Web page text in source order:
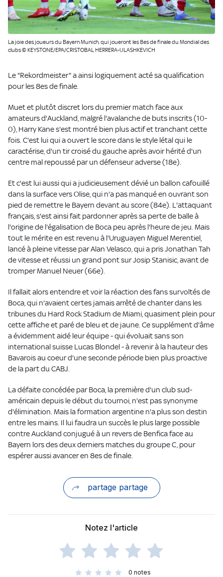
La joie des joueurs du Bayern Munich, qui joueront les 8es de finale du Mondial des
clubs © KEYSTONE/EPA/CRISTOBAL HERRERA-ULASHKEVICH
Le "Rekordmeister" a ainsi logiquement acté sa qualification
pour les 8es de finale.
Muet et plutôt discret lors du premier match face aux
amateurs d'Auckland, malgré l'avalanche de buts inscrits (10-
0), Harry Kane s'est montré bien plus actif et tranchant cette
fois. C'est lui qui a ouvert le score dans le style létal qui le
caractérise, d'un tir croisé du gauche après avoir hérité d'un
centre mal repoussé par un défenseur adverse (18e).
Et c'est lui aussi qui a judicieusement dévié un ballon cafouillé
dans la surface vers Olise, qui n'a pas manqué en ouvrant son
pied de remettre le Bayern devant au score (84e). L'attaquant
français, s'est ainsi fait pardonner après sa perte de balle à
l'origine de l'égalisation de Boca peu après l'heure de jeu. Mais
tout le mérite en est revenu à l'Uruguayen Miguel Merentiel,
lancé à pleine vitesse par Alan Velasco, qui a pris Jonathan Tah
de vitesse et réussi un grand pont sur Josip Stanisic, avant de
tromper Manuel Neuer (66e).
Il fallait alors entendre et voir la réaction des fans survoltés de
Boca, qui n'avaient certes jamais arrêté de chanter dans les
tribunes du Hard Rock Stadium de Miami, quasiment plein pour
cette affiche et paré de bleu et de jaune. Ce supplément d'âme
a évidemment aidé leur équipe - qui évoluait sans son
international suisse Lucas Blondel - à revenir à la hauteur des
Bavarois au coeur d'une seconde période bien plus proactive
de la part du CABJ.
La défaite concédée par Boca, la première d'un club sud-
américain depuis le début du tournoi, n'est pas synonyme
d'élimination. Mais la formation argentine n'a plus son destin
entre les mains. Il lui faudra un succès le plus large possible
contre Auckland conjugué à un revers de Benfica face au
Bayern lors des deux derniers matches du groupe C, pour
espérer aussi avancer en 8es de finale.
partage partage
Notez l'article
0 notes